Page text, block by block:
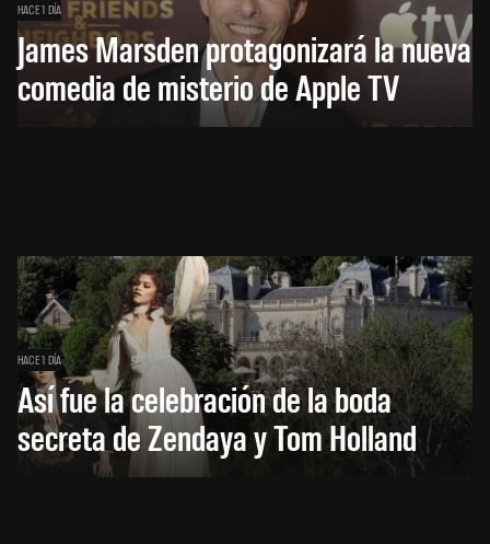
HACE 1 DÍA
James Marsden protagonizará la nueva
comedia de misterio de Apple TV
HACE 1 DÍA
Así fue la celebración de la boda
secreta de Zendaya y Tom Holland